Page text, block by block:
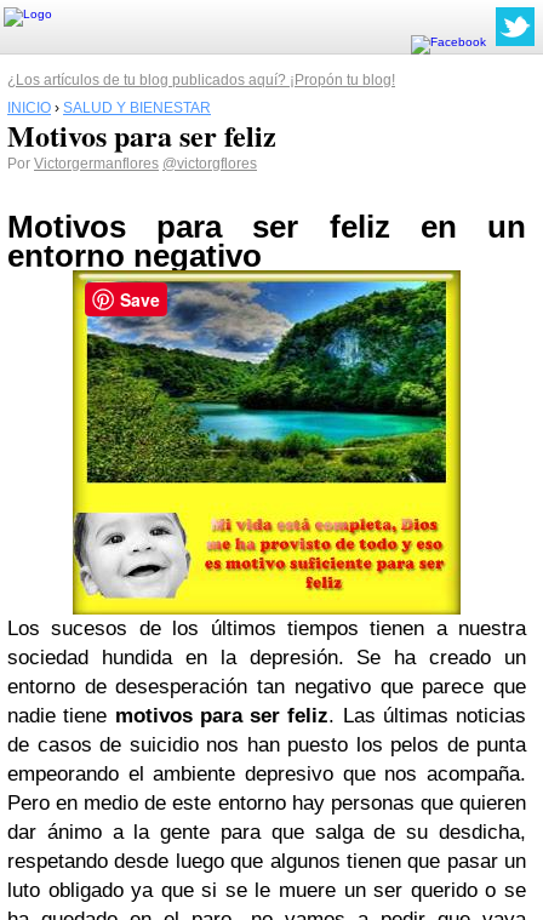
¿Los artículos de tu blog publicados aquí? ¡Propón tu blog!
INICIO › SALUD Y BIENESTAR
Motivos para ser feliz
Por Victorgermanflores @victorgflores
Motivos para ser feliz en un
entorno negativo
Los sucesos de los últimos tiempos tienen a nuestra
sociedad hundida en la depresión. Se ha creado un
entorno de desesperación tan negativo que parece que
nadie tiene motivos para ser feliz. Las últimas noticias
de casos de suicidio nos han puesto los pelos de punta
empeorando el ambiente depresivo que nos acompaña.
Pero en medio de este entorno hay personas que quieren
dar ánimo a la gente para que salga de su desdicha,
respetando desde luego que algunos tienen que pasar un
luto obligado ya que si se le muere un ser querido o se
Save